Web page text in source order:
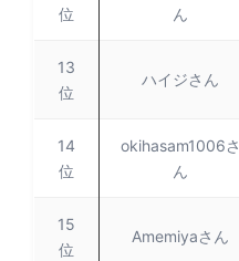
位
ん
13
位
ハイジさん
14
位
okihasam1006さ
ん
15
位
Amemiyaさん